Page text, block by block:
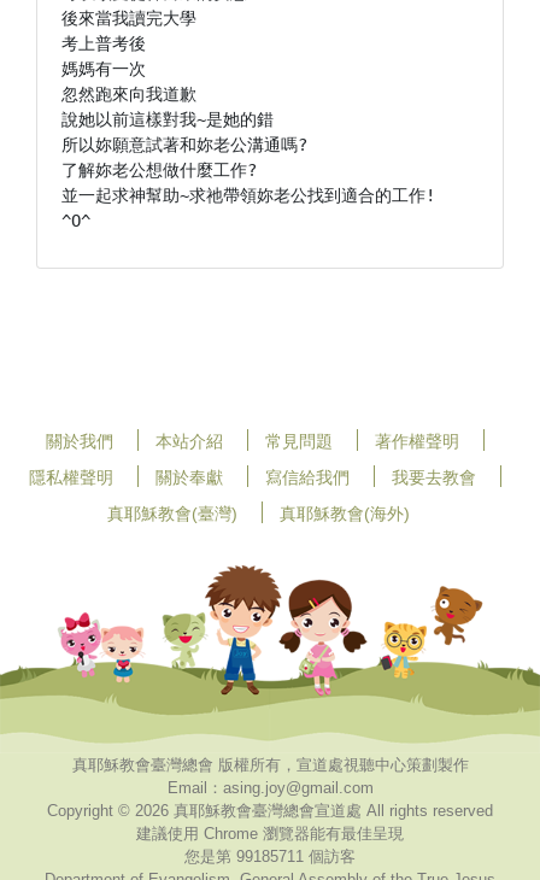
後來當我讀完大學
考上普考後
媽媽有一次
忽然跑來向我道歉
說她以前這樣對我~是她的錯
所以妳願意試著和妳老公溝通嗎?
了解妳老公想做什麼工作?
並一起求神幫助~求祂帶領妳老公找到適合的工作!
^O^
關於我們 本站介紹 常見問題
著作權聲明
隱私權聲明
關於奉獻 寫信給我們
我要去教會
真耶穌教會(臺灣)
真耶穌教會(海外)
真耶穌教會臺灣總會 版權所有，宣道處視聽中心策劃製作
Email：asing.joy@gmail.com
Copyright © 2026 真耶穌教會臺灣總會宣道處 All rights reserved
建議使用 Chrome 瀏覽器能有最佳呈現
您是第 99185711 個訪客